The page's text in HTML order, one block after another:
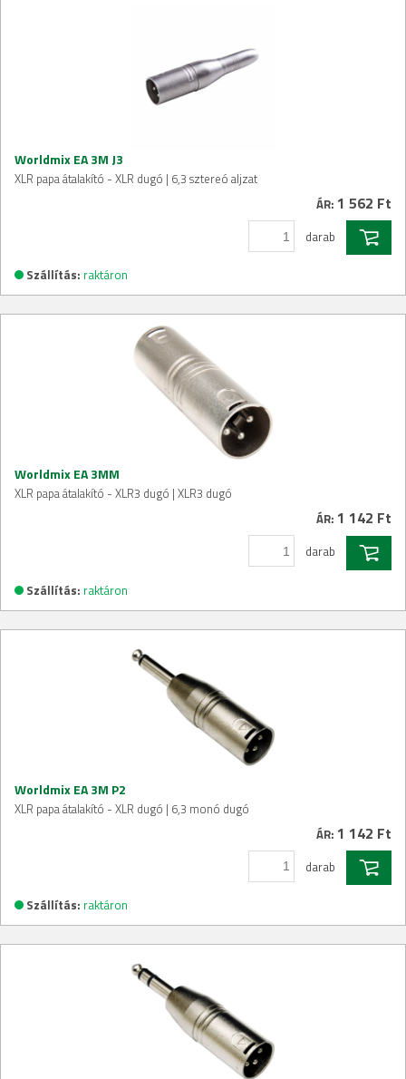
Worldmix EA 3M J3
XLR papa átalakító - XLR dugó | 6,3 sztereó aljzat
ÁR: 1 562 Ft
darab
Szállítás: raktáron
Worldmix EA 3MM
XLR papa átalakító - XLR3 dugó | XLR3 dugó
ÁR: 1 142 Ft
darab
Szállítás: raktáron
Worldmix EA 3M P2
XLR papa átalakító - XLR dugó | 6,3 monó dugó
ÁR: 1 142 Ft
darab
Szállítás: raktáron